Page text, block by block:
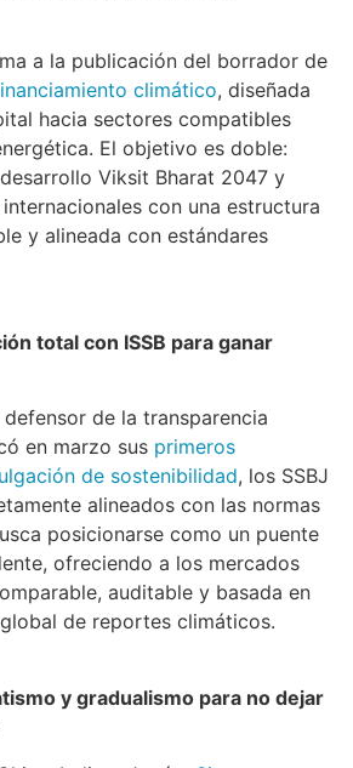
a la publicación del borrador de
climático, diseñada
hacia sectores compatibles
El objetivo es doble:
Viksit Bharat 2047 y
con una estructura
y alineada con estándares
total con ISSB para ganar
de la transparencia
en marzo sus primeros
de sostenibilidad, los SSBJ
alineados con las normas
posicionarse como un puente
ofreciendo a los mercados
auditable y basada en
de reportes climáticos.
y gradualismo para no dejar